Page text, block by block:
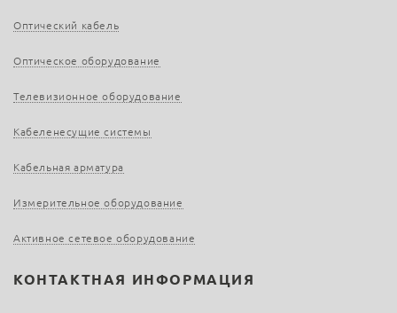
Оптический кабель
Оптическое оборудование
Телевизионное оборудование
Кабеленесущие системы
Кабельная арматура
Измерительное оборудование
Активное сетевое оборудование
КОНТАКТНАЯ ИНФОРМАЦИЯ